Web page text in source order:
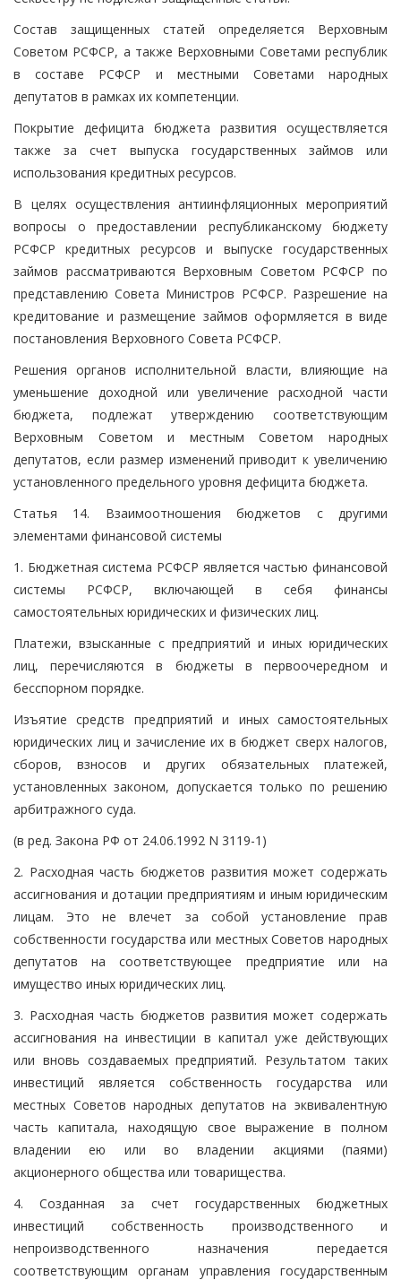
Состав защищенных статей определяется Верховным
Советом РСФСР, а также Верховными Советами республик
в составе РСФСР и местными Советами народных
депутатов в рамках их компетенции.
Покрытие дефицита бюджета развития осуществляется
также за счет выпуска государственных займов или
использования кредитных ресурсов.
В целях осуществления антиинфляционных мероприятий
вопросы о предоставлении республиканскому бюджету
РСФСР кредитных ресурсов и выпуске государственных
займов рассматриваются Верховным Советом РСФСР по
представлению Совета Министров РСФСР. Разрешение на
кредитование и размещение займов оформляется в виде
постановления Верховного Совета РСФСР.
Решения органов исполнительной власти, влияющие на
уменьшение доходной или увеличение расходной части
бюджета, подлежат утверждению соответствующим
Верховным Советом и местным Советом народных
депутатов, если размер изменений приводит к увеличению
установленного предельного уровня дефицита бюджета.
Статья 14. Взаимоотношения бюджетов с другими
элементами финансовой системы
1. Бюджетная система РСФСР является частью финансовой
системы РСФСР, включающей в себя финансы
самостоятельных юридических и физических лиц.
Платежи, взысканные с предприятий и иных юридических
лиц, перечисляются в бюджеты в первоочередном и
бесспорном порядке.
Изъятие средств предприятий и иных самостоятельных
юридических лиц и зачисление их в бюджет сверх налогов,
сборов, взносов и других обязательных платежей,
установленных законом, допускается только по решению
арбитражного суда.
(в ред. Закона РФ от 24.06.1992 N 3119-1)
2. Расходная часть бюджетов развития может содержать
ассигнования и дотации предприятиям и иным юридическим
лицам. Это не влечет за собой установление прав
собственности государства или местных Советов народных
депутатов на соответствующее предприятие или на
имущество иных юридических лиц.
3. Расходная часть бюджетов развития может содержать
ассигнования на инвестиции в капитал уже действующих
или вновь создаваемых предприятий. Результатом таких
инвестиций является собственность государства или
местных Советов народных депутатов на эквивалентную
часть капитала, находящую свое выражение в полном
владении ею или во владении акциями (паями)
акционерного общества или товарищества.
4. Созданная за счет государственных бюджетных
инвестиций собственность производственного и
непроизводственного назначения передается
соответствующим органам управления государственным